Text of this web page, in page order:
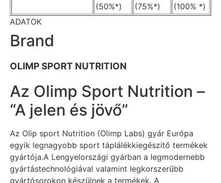
(50%*)
(75%*)
(100% *)
ADATOK
Brand
OLIMP SPORT NUTRITION
Az Olimp Sport Nutrition –
“A jelen és jövő”
Az Olip sport Nutrition (Olimp Labs) gyár Európa
egyik legnagyobb sport táplálékkiegészítő termékek
gyártója.A Lengyelországi gyárban a legmodernebb
gyártástechnológiával valamint legkorszerűbb
gyártósorokon készülnek a termékek. A